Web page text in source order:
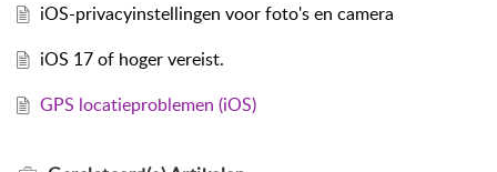
iOS-privacyinstellingen voor foto's en camera
iOS 17 of hoger vereist.
GPS locatieproblemen (iOS)